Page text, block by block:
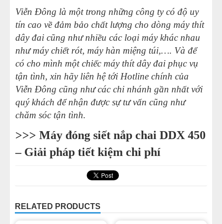
Viễn Đông là một trong những công ty có độ uy
tín cao về đảm bảo chất lượng cho dòng máy thít
dây đai cũng như nhiều các loại máy khác nhau
như máy chiết rót, máy hàn miệng túi,…. Và để
có cho mình một chiếc máy thít dây đai phục vụ
tận tình, xin hãy liên hệ tới Hotline chính của
Viễn Đông cũng như các chi nhánh gần nhất với
quý khách để nhận được sự tư vấn cũng như
chăm sóc tận tình.
>>> Máy đóng siết nắp chai DDX 450
– Giải pháp tiết kiệm chi phí
RELATED PRODUCTS